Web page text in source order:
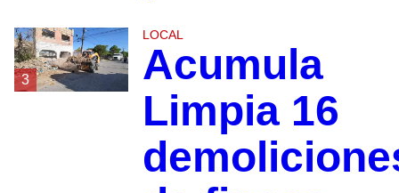
3
LOCAL
Acumula
Limpia 16